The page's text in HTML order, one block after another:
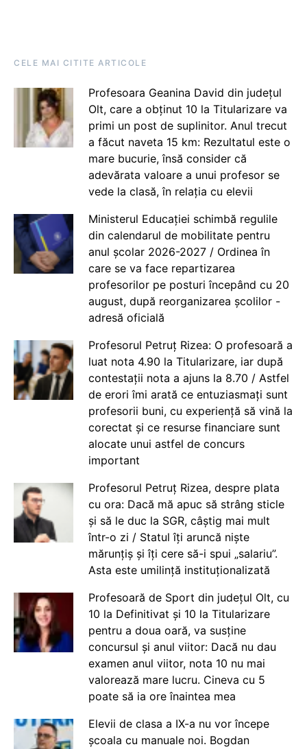
CELE MAI CITITE ARTICOLE
Profesoara Geanina David din județul
Olt, care a obținut 10 la Titularizare va
primi un post de suplinitor. Anul trecut
a făcut naveta 15 km: Rezultatul este o
mare bucurie, însă consider că
adevărata valoare a unui profesor se
vede la clasă, în relația cu elevii
Ministerul Educației schimbă regulile
din calendarul de mobilitate pentru
anul școlar 2026-2027 / Ordinea în
care se va face repartizarea
profesorilor pe posturi începând cu 20
august, după reorganizarea școlilor -
adresă oficială
Profesorul Petruț Rizea: O profesoară a
luat nota 4.90 la Titularizare, iar după
contestații nota a ajuns la 8.70 / Astfel
de erori îmi arată ce entuziasmați sunt
profesorii buni, cu experiență să vină la
corectat și ce resurse financiare sunt
alocate unui astfel de concurs
important
Profesorul Petruț Rizea, despre plata
cu ora: Dacă mă apuc să strâng sticle
și să le duc la SGR, câștig mai mult
într-o zi / Statul îți aruncă niște
mărunțiș și îți cere să-i spui „salariu”.
Asta este umilință instituționalizată
Profesoară de Sport din județul Olt, cu
10 la Definitivat și 10 la Titularizare
pentru a doua oară, va susține
concursul și anul viitor: Dacă nu dau
examen anul viitor, nota 10 nu mai
valorează mare lucru. Cineva cu 5
poate să ia ore înaintea mea
Elevii de clasa a IX-a nu vor începe
școala cu manuale noi. Bogdan